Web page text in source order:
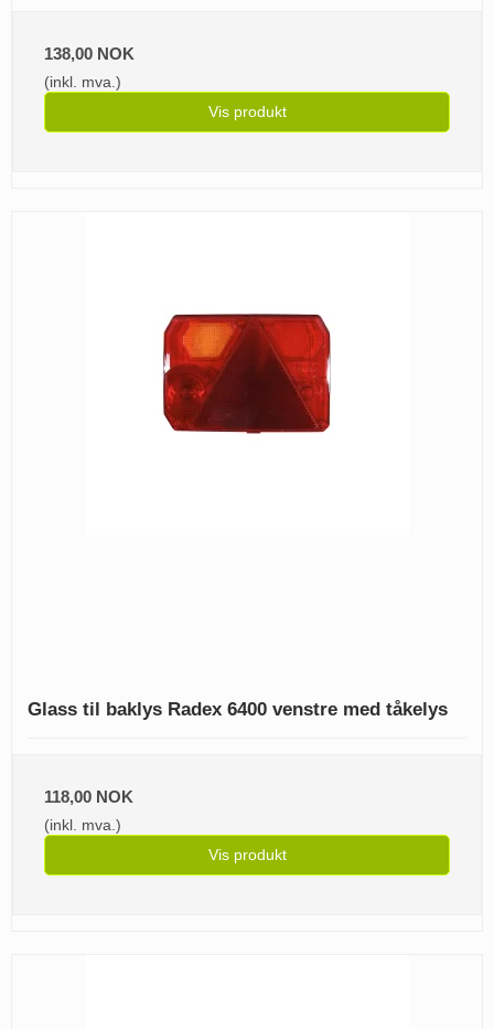
138,00 NOK
(inkl. mva.)
Vis produkt
Glass til baklys Radex 6400 venstre med tåkelys
118,00 NOK
(inkl. mva.)
Vis produkt